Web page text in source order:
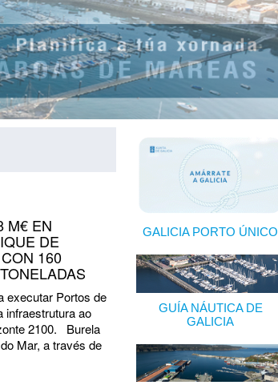
GALICIA PORTO ÚNICO
GUÍA NÁUTICA DE
GALICIA
M€ EN
DE
160
executar Portos de
infraestrutura ao
2100. Burela
Mar, a través de